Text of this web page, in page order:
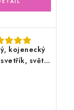
kojenecký
světle